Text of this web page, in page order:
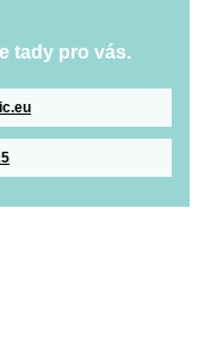
tady pro vás.